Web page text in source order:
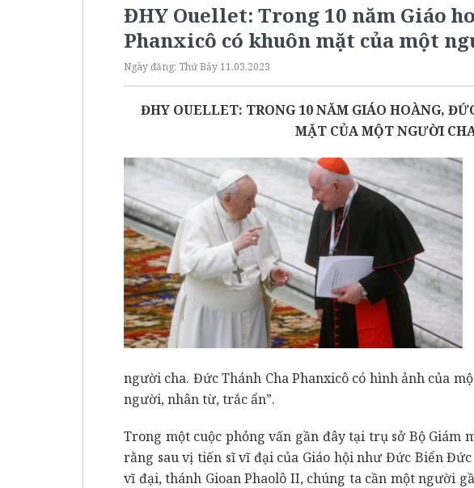
ĐHY Ouellet: Trong 10 năm Giáo
Phanxicô có khuôn mặt của một
Ngày đăng: Thứ Bảy 11.03.2023
ĐHY OUELLET: TRONG 10 NĂM GIÁO HOÀNG,
MẶT CỦA MỘT NGƯỜI
người cha. Đức Thánh Cha Phanxicô có hình ảnh của
người, nhân từ, trắc ẩn”.
Trong một cuộc phỏng vấn gần đây tại trụ sở Bộ Giám
rằng sau vị tiến sĩ vĩ đại của Giáo hội như Đức Biển
vĩ đại, thánh Gioan Phaolô II, chúng ta cần một người